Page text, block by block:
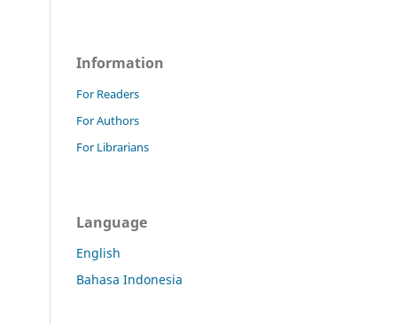
Information
For Readers
For Authors
For Librarians
Language
English
Bahasa Indonesia